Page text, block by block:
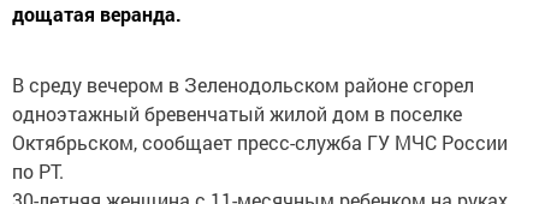
дощатая веранда.
В среду вечером в Зеленодольском районе сгорел
одноэтажный бревенчатый жилой дом в поселке
Октябрьском, сообщает пресс-служба ГУ МЧС России
по РТ.